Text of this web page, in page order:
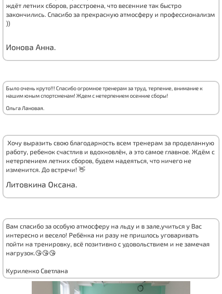
ждёт летних сборов, расстроена, что весенние так быстро
закончились. Спасибо за прекрасную атмосферу и профессионализм
))
Ионова Анна.
Было очень круто!!! Спасибо огромное тренерам за труд, терпение, внимание к
нашим юным спортсменам! Ждем с нетерпением осенние сборы!
Ольга Лановая.
Хочу выразить свою благодарность всем тренерам за проделанную
работу, ребенок счастлив и вдохновлён, а это самое главное. Ждём с
нетерпением летних сборов, будем надеяться, что ничего не
изменится. До встречи! 👋
Литовкина Оксана.
Вам спасибо за особую атмосферу на льду и в зале,учиться у Вас
интересно и весело! Ребёнка ни разу не пришлось уговаривать
пойти на тренировку, всё позитивно с удовольствием и не замечая
нагрузок.😘😘😘
Куриленко Светлана